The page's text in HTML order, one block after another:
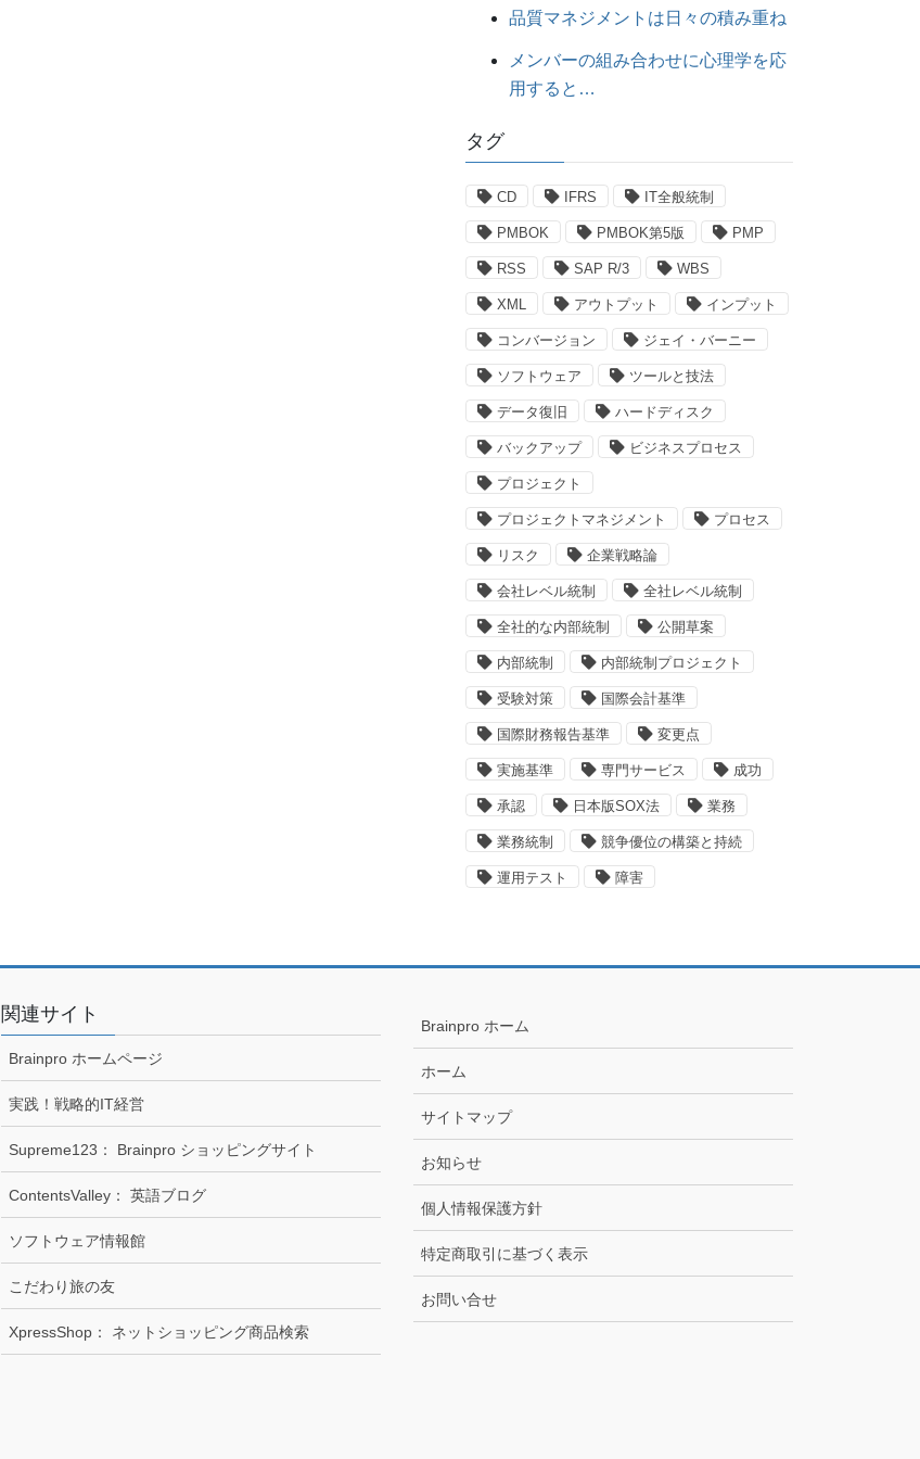
品質マネジメントは日々の積み重ね
メンバーの組み合わせに心理学を応
用すると…
タグ
CD IFRS IT全般統制
PMBOK PMBOK第5版 PMP
RSS SAP R/3 WBS
XML アウトプット インプット
コンバージョン ジェイ・バーニー
ソフトウェア ツールと技法
データ復旧 ハードディスク
バックアップ ビジネスプロセス
プロジェクト
プロジェクトマネジメント プロセス
リスク 企業戦略論
会社レベル統制 全社レベル統制
全社的な内部統制 公開草案
内部統制 内部統制プロジェクト
受験対策 国際会計基準
国際財務報告基準 変更点
実施基準 専門サービス 成功
承認 日本版SOX法 業務
業務統制 競争優位の構築と持続
運用テスト 障害
関連サイト
Brainpro ホームページ
実践！戦略的IT経営
Supreme123： Brainpro ショッピングサイト
ContentsValley： 英語ブログ
ソフトウェア情報館
こだわり旅の友
XpressShop： ネットショッピング商品検索
Brainpro ホーム
ホーム
サイトマップ
お知らせ
個人情報保護方針
特定商取引に基づく表示
お問い合せ